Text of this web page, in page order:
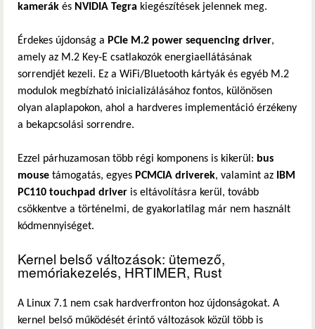
kamerák és NVIDIA Tegra kiegészítések jelennek meg.
Érdekes újdonság a PCIe M.2 power sequencing driver,
amely az M.2 Key‑E csatlakozók energiaellátásának
sorrendjét kezeli. Ez a WiFi/Bluetooth kártyák és egyéb M.2
modulok megbízható inicializálásához fontos, különösen
olyan alaplapokon, ahol a hardveres implementáció érzékeny
a bekapcsolási sorrendre.
Ezzel párhuzamosan több régi komponens is kikerül: bus
mouse támogatás, egyes PCMCIA driverek, valamint az
IBM
PC110 touchpad driver is eltávolításra kerül, tovább
csökkentve a történelmi, de gyakorlatilag már nem használt
kódmennyiséget.
Kernel belső változások: ütemező,
memóriakezelés, HRTIMER, Rust
A Linux 7.1 nem csak hardverfronton hoz újdonságokat. A
kernel belső működését érintő változások közül több is